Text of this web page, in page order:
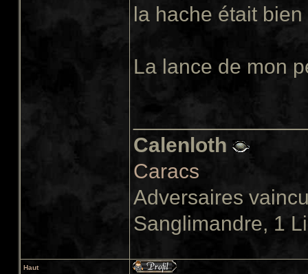
la hache était bien
La lance de mon
Calenloth
Caracs
Adversaires
Sanglimandre, 1
Haut